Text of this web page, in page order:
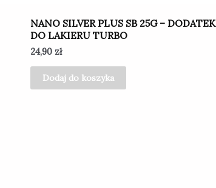
NANO SILVER PLUS SB 25G – DODATEK
DO LAKIERU TURBO
24,90 zł
Dodaj do koszyka